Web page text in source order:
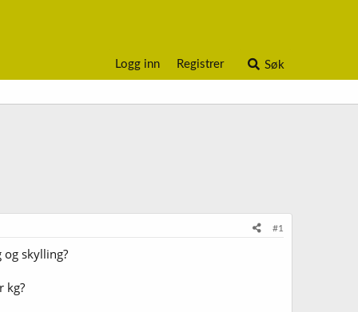
Logg inn Registrer Søk
#1
skylling?
kg?